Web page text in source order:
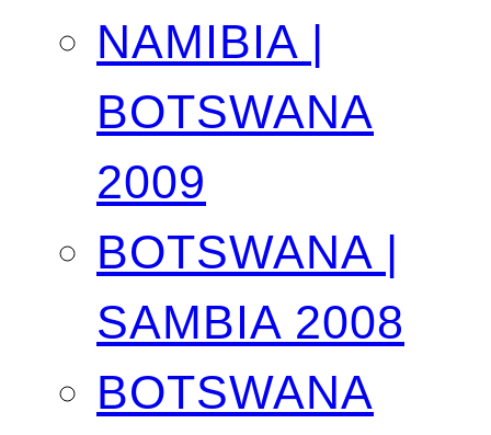
NAMIBIA |
BOTSWANA
2009
BOTSWANA |
SAMBIA 2008
BOTSWANA